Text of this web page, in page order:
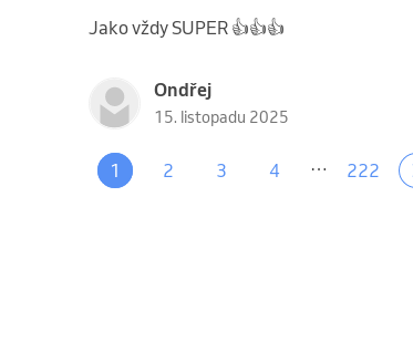
Jako vždy SUPER 👍👍👍
Ondřej
15. listopadu 2025
1 2 3 4 … 222